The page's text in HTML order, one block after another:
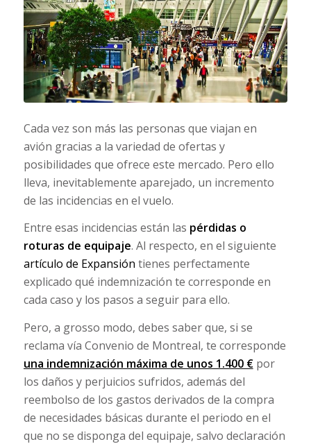
Cada vez son más las personas que viajan en
avión gracias a la variedad de ofertas y
posibilidades que ofrece este mercado. Pero ello
lleva, inevitablemente aparejado, un incremento
de las incidencias en el vuelo.
Entre esas incidencias están las pérdidas o
roturas de equipaje. Al respecto, en el siguiente
artículo de Expansión tienes perfectamente
explicado qué indemnización te corresponde en
cada caso y los pasos a seguir para ello.
Pero, a grosso modo, debes saber que, si se
reclama vía Convenio de Montreal, te corresponde
una indemnización máxima de unos 1.400 €por
los daños y perjuicios sufridos, además del
reembolso de los gastos derivados de la compra
de necesidades básicas durante el periodo en el
que no se disponga del equipaje, salvo declaración